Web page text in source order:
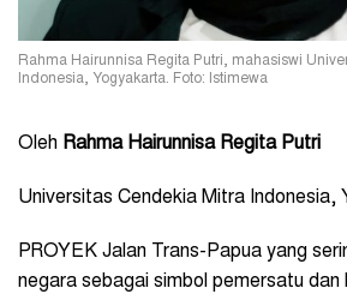
Rahma Hairunnisa Regita Putri, mahasiswi
Indonesia, Yogyakarta. Foto: Istimewa
Oleh Rahma Hairunnisa Regita Putri
Universitas Cendekia Mitra Indonesia,
PROYEK Jalan Trans-Papua yang
negara sebagai simbol pemersatu